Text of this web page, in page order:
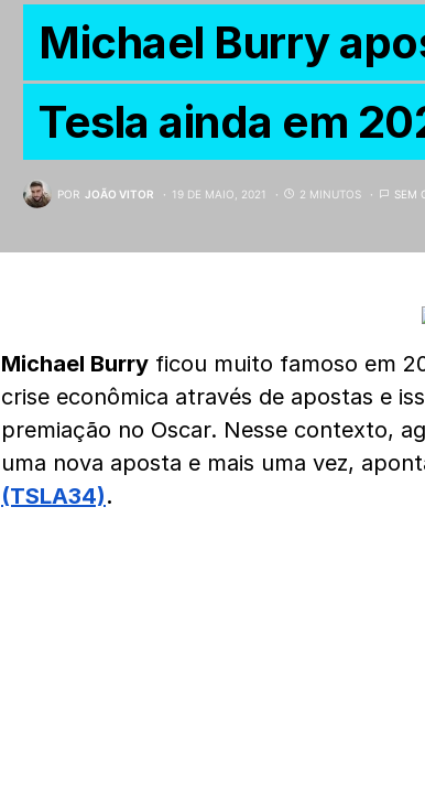
Michael Burry
Tesla ainda em
POR JOÃO VITOR 19 DE MAIO, 2021 2 MINUTOS SEM
Michael Burry ficou muito famoso em
crise econômica através de apostas e
premiação no Oscar. Nesse contexto,
uma nova aposta e mais uma vez,
(TSLA34).